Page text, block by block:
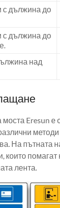
с дължина до
с дължина до
над
моста Eresun е
На пътната
които
лента.